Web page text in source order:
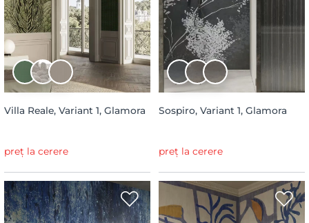
Villa Reale, Variant 1, Glamora
preț la cerere
Sospiro, Variant 1, Glamora
preț la cerere